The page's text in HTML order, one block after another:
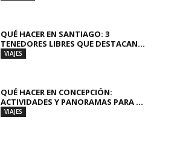
QUÉ HACER EN SANTIAGO: 3
TENEDORES LIBRES QUE DESTACAN...
VIAJES
QUÉ HACER EN CONCEPCIÓN:
ACTIVIDADES Y PANORAMAS PARA ...
VIAJES